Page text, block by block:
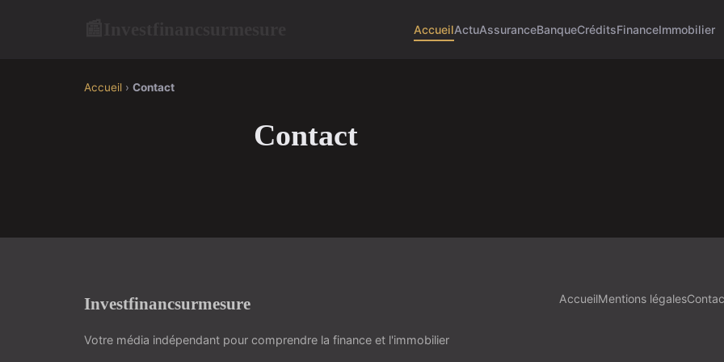
AccueilActuAssuranceBanqueCréditsFinanceImmobilier
Accueil › Contact
Contact
Investfinancsurmesure
Votre média indépendant pour comprendre la finance et l'immobilier
AccueilMentions légales